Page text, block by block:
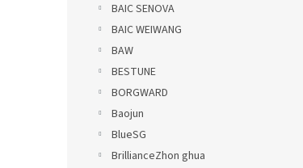
BAIC SENOVA
BAIC WEIWANG
BAW
BESTUNE
BORGWARD
Baojun
BlueSG
BrillianceZhon ghua